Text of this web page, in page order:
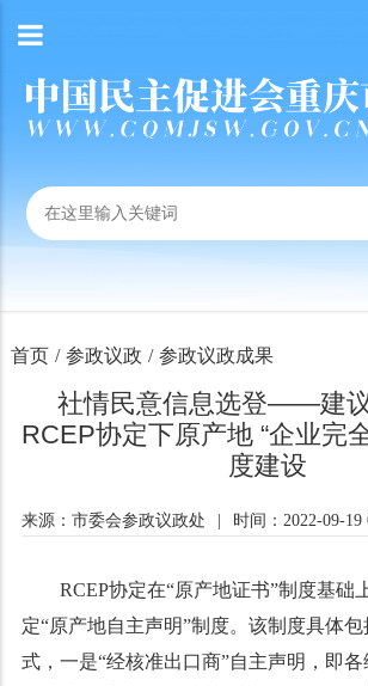
首页 / 参政议政 / 参政议政成果
社情民意信息选登——建
RCEP协定下原产地 “企业完
度建设
来源：市委会参政议政处 时间：2022-09-19
RCEP协定在“原产地证书”制度基础
定“原产地自主声明”制度。该制度具体
式，一是“经核准出口商”自主声明，即